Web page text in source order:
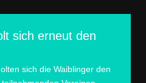
sich erneut den
sich die Waiblinger den